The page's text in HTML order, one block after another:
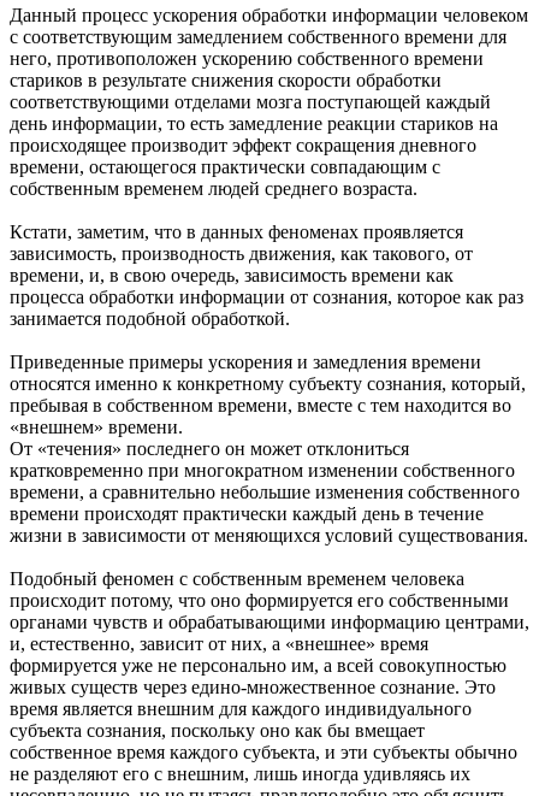
Данный процесс ускорения обработки информации человеком
с соответствующим замедлением собственного времени для
него, противоположен ускорению собственного времени
стариков в результате снижения скорости обработки
соответствующими отделами мозга поступающей каждый
день информации, то есть замедление реакции стариков на
происходящее производит эффект сокращения дневного
времени, остающегося практически совпадающим с
собственным временем людей среднего возраста.
Кстати, заметим, что в данных феноменах проявляется
зависимость, производность движения, как такового, от
времени, и, в свою очередь, зависимость времени как
процесса обработки информации от сознания, которое как раз
занимается подобной обработкой.
Приведенные примеры ускорения и замедления времени
относятся именно к конкретному субъекту сознания, который,
пребывая в собственном времени, вместе с тем находится во
«внешнем» времени.
От «течения» последнего он может отклониться
кратковременно при многократном изменении собственного
времени, а сравнительно небольшие изменения собственного
времени происходят практически каждый день в течение
жизни в зависимости от меняющихся условий существования.
Подобный феномен с собственным временем человека
происходит потому, что оно формируется его собственными
органами чувств и обрабатывающими информацию центрами,
и, естественно, зависит от них, а «внешнее» время
формируется уже не персонально им, а всей совокупностью
живых существ через едино-множественное сознание. Это
время является внешним для каждого индивидуального
субъекта сознания, поскольку оно как бы вмещает
собственное время каждого субъекта, и эти субъекты обычно
не разделяют его с внешним, лишь иногда удивляясь их